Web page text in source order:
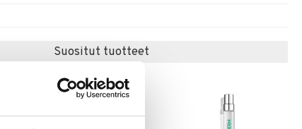
Suositut tuotteet